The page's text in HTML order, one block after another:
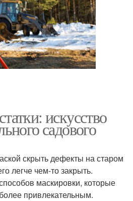
искусство
садового
скрыть дефекты на старом
легче чем-то закрыть.
маскировки, которые
привлекательным.